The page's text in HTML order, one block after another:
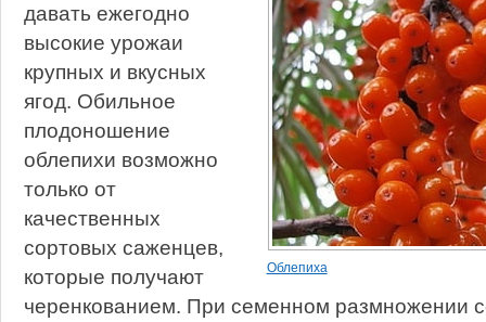
Облепиха
давать ежегодно
высокие урожаи
крупных и вкусных
ягод. Обильное
плодоношение
облепихи возможно
только от
качественных
сортовых саженцев,
которые получают
черенкованием. При семенном размножении